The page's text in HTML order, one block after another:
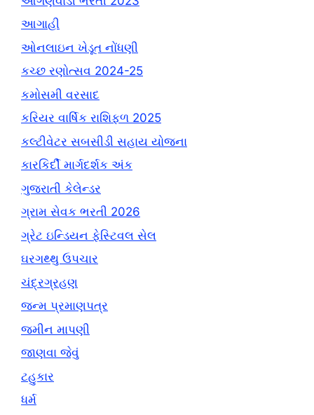
આગાહી
ઓનલાઇન ખેડૂત નોંધણી
કચ્છ રણોત્સવ 2024-25
કમોસમી વરસાદ
કરિયર વાર્ષિક રાશિફળ 2025
કલ્ટીવેટર સબસીડી સહાય યોજના
કારકિર્દી માર્ગદર્શક અંક
ગુજરાતી કેલેન્ડર
ગ્રામ સેવક ભરતી 2026
ગ્રેટ ઇન્ડિયન ફેસ્ટિવલ સેલ
ઘરગથ્થુ ઉપચાર
ચંદ્રગ્રહણ
જન્મ પ્રમાણપત્ર
જમીન માપણી
જાણવા જેવું
ટહુકાર
ધર્મ